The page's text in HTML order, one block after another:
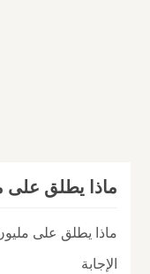
ماذا يطلق على
ماذا يطلق على
الإجابة